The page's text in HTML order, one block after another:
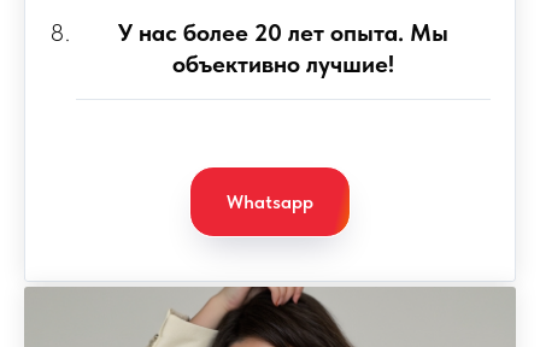
У нас более 20 лет опыта. Мы
объективно лучшие!
Whatsapp